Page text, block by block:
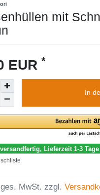
mit
EUR *
In
Lieferzeit 1-3 Tage
MwSt. zzgl.